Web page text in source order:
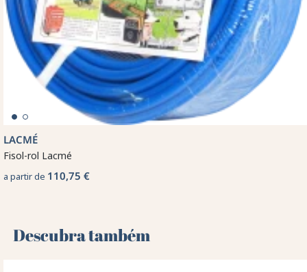
LACMÉ
Fisol-rol Lacmé
a partir de 110,75 €
Descubra também 🌻